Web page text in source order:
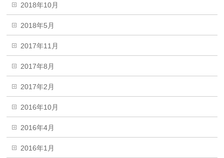
2018年10月
2018年5月
2017年11月
2017年8月
2017年2月
2016年10月
2016年4月
2016年1月